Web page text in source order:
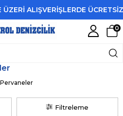
ALIŞVERİŞLERDE ÜCRETSİZ
0
Filtreleme